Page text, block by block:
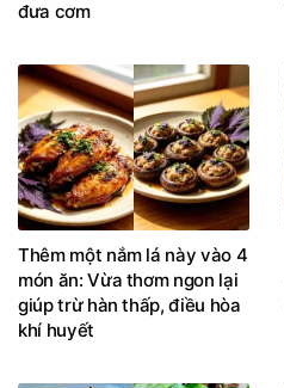
đưa cơm
Thêm một nắm lá này vào 4
món ăn: Vừa thơm ngon lại
giúp trừ hàn thấp, điều hòa
khí huyết